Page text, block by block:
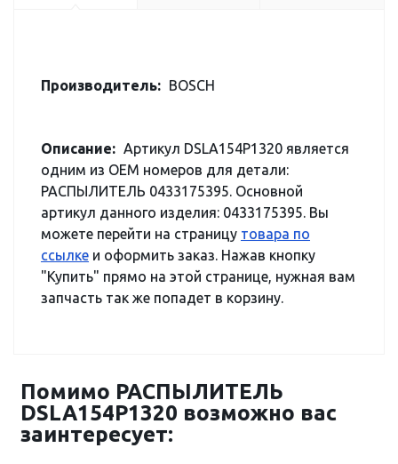
Производитель: BOSCH
Описание: Артикул DSLA154P1320 является
одним из OEM номеров для детали:
РАСПЫЛИТЕЛЬ 0433175395. Основной
артикул данного изделия: 0433175395. Вы
можете перейти на страницу товара по
ссылке и оформить заказ. Нажав кнопку
"Купить" прямо на этой странице, нужная вам
запчасть так же попадет в корзину.
Помимо РАСПЫЛИТЕЛЬ
DSLA154P1320 возможно вас
заинтересует: